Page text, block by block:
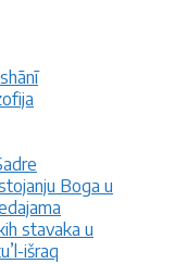
Boga u
stavaka u
išraq